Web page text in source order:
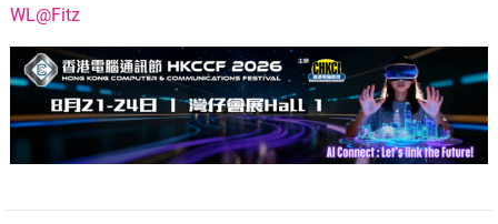
WL@Fitz